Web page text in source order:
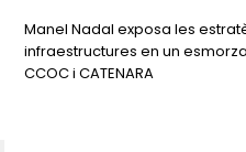
Manel Nadal exposa les
infraestructures en un
CCOC i CATENARA